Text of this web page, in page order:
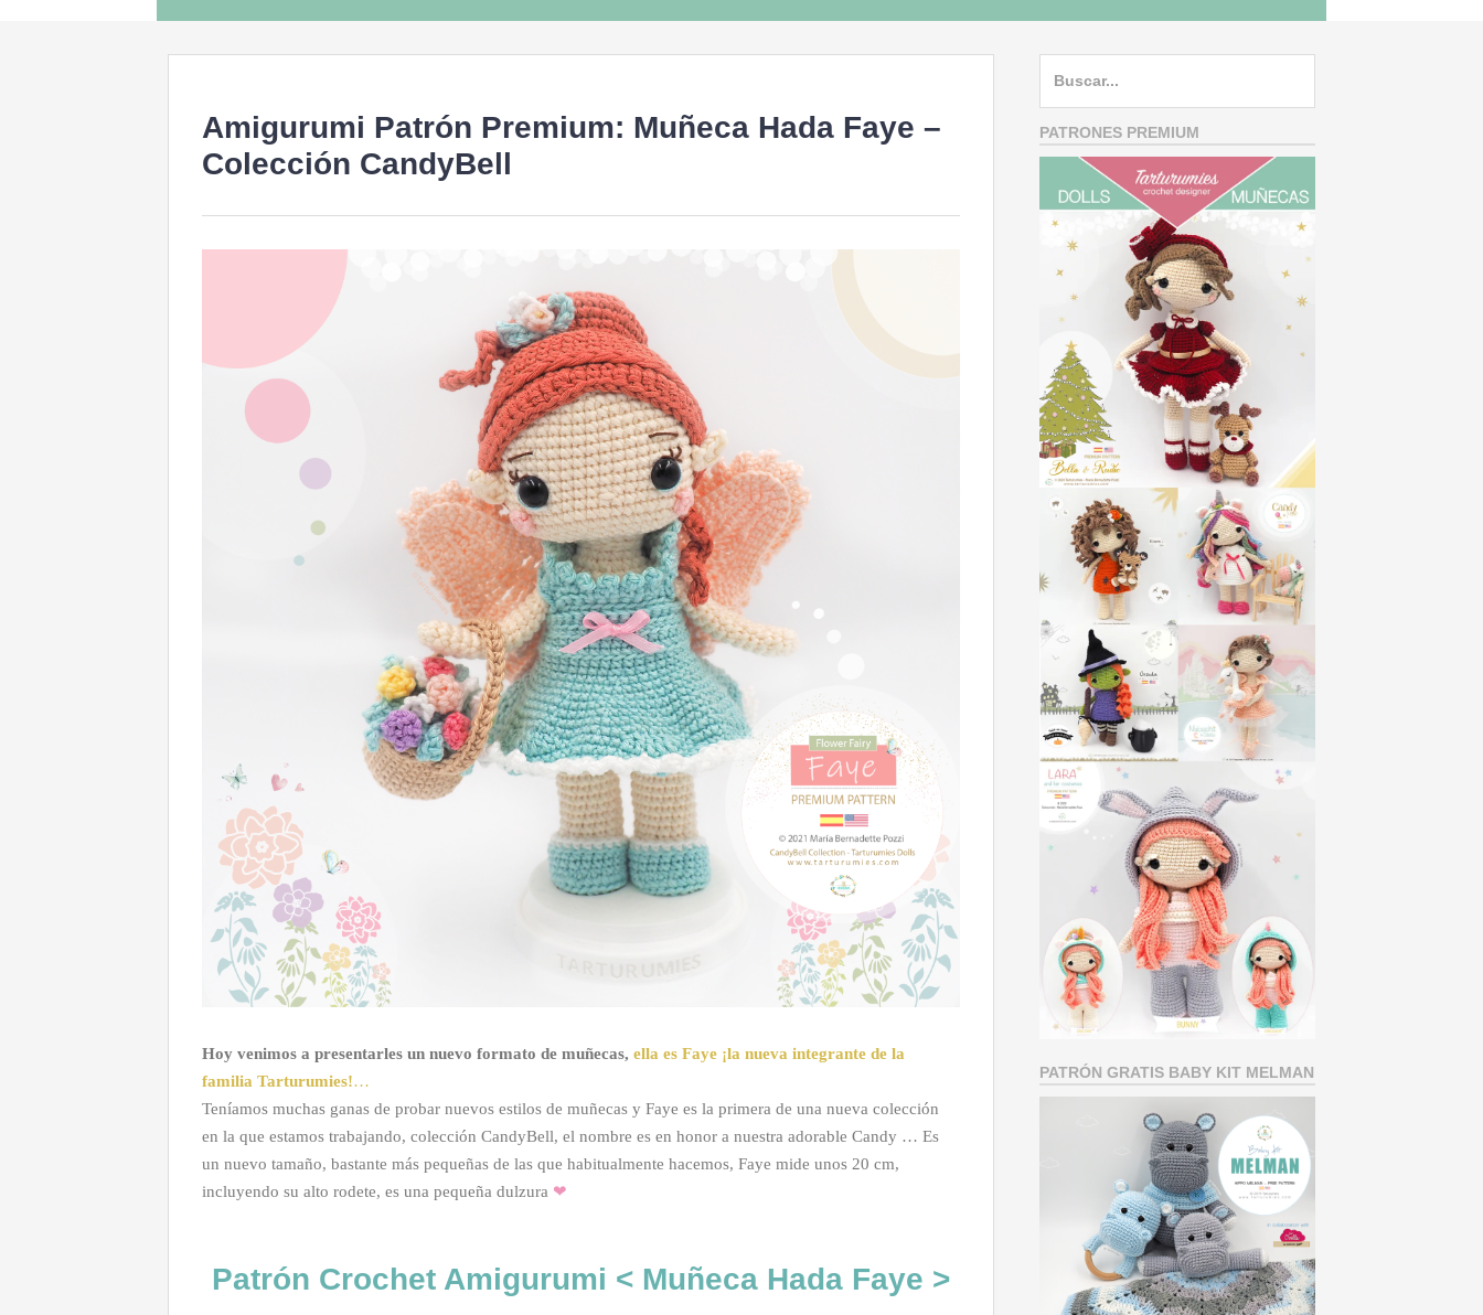
Amigurumi Patrón Premium: Muñeca Hada Faye –
Colección CandyBell
Hoy venimos a presentarles un nuevo formato de muñecas, ella es Faye ¡la nueva integrante de la
familia Tarturumies!…
Teníamos muchas ganas de probar nuevos estilos de muñecas y Faye es la primera de una nueva colección
en la que estamos trabajando, colección CandyBell, el nombre es en honor a nuestra adorable Candy … Es
un nuevo tamaño, bastante más pequeñas de las que habitualmente hacemos, Faye mide unos 20 cm,
incluyendo su alto rodete, es una pequeña dulzura ❤
Patrón Crochet Amigurumi < Muñeca Hada Faye >
PATRONES PREMIUM
PATRÓN GRATIS BABY KIT MELMAN